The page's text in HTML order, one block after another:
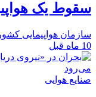
یک
هواپیمایی کشوری
هوایی